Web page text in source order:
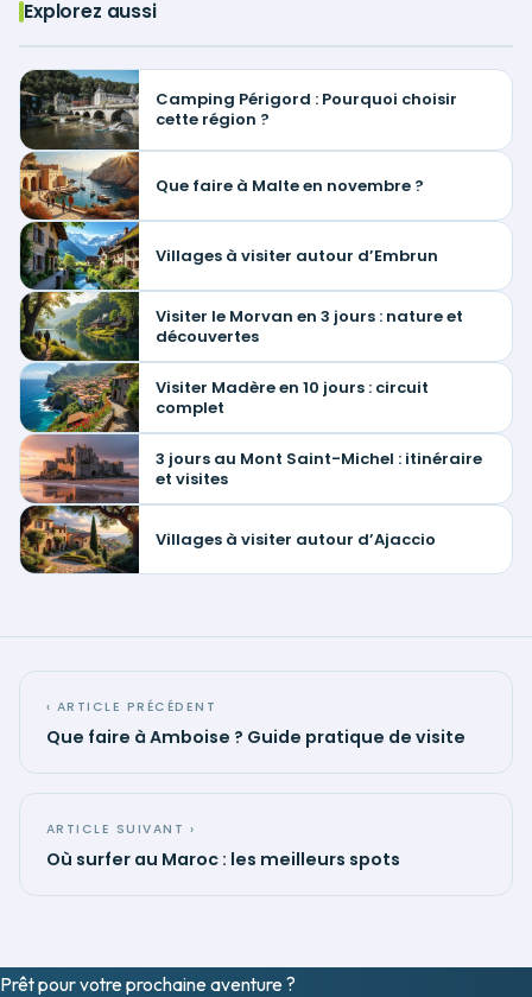
Explorez aussi
Camping Périgord : Pourquoi choisir
cette région ?
Que faire à Malte en novembre ?
Villages à visiter autour d’Embrun
Visiter le Morvan en 3 jours : nature et
découvertes
Visiter Madère en 10 jours : circuit
complet
3 jours au Mont Saint-Michel : itinéraire
et visites
Villages à visiter autour d’Ajaccio
‹ ARTICLE PRÉCÉDENT
Que faire à Amboise ? Guide pratique de visite
ARTICLE SUIVANT ›
Où surfer au Maroc : les meilleurs spots
Prêt pour votre prochaine aventure ?